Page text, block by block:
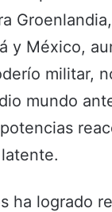
y México,
militar,
mundo
ha logrado